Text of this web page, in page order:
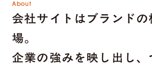
About
会社サイトはブランド
場。
企業の強みを映し出し、